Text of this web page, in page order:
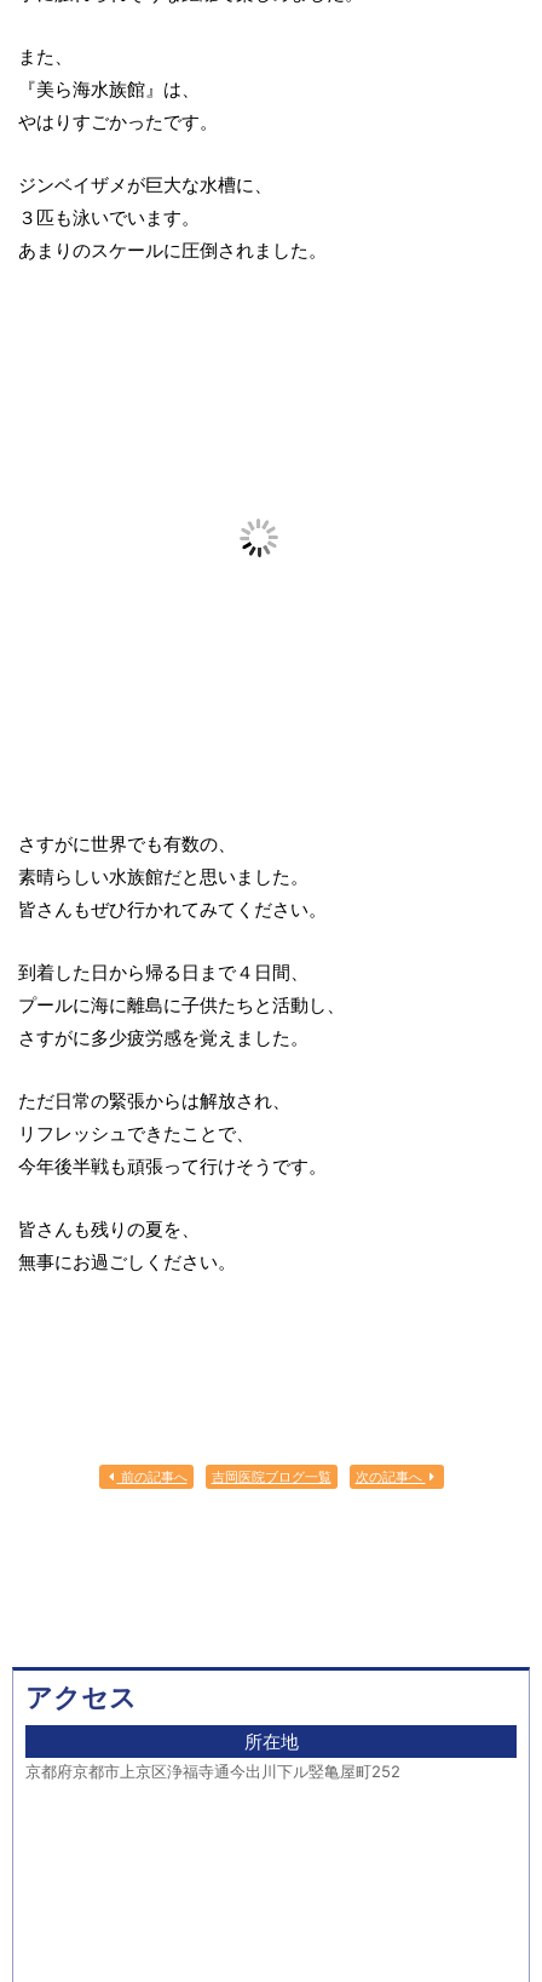
また、
『美ら海水族館』は、
やはりすごかったです。
ジンベイザメが巨大な水槽に、
３匹も泳いでいます。
あまりのスケールに圧倒されました。
さすがに世界でも有数の、
素晴らしい水族館だと思いました。
皆さんもぜひ行かれてみてください。
到着した日から帰る日まで４日間、
プールに海に離島に子供たちと活動し、
さすがに多少疲労感を覚えました。
ただ日常の緊張からは解放され、
リフレッシュできたことで、
今年後半戦も頑張って行けそうです。
皆さんも残りの夏を、
無事にお過ごしください。
前の記事へ 吉岡医院ブログ一覧 次の記事へ
アクセス
所在地
京都府京都市上京区浄福寺通今出川下ル竪亀屋町252